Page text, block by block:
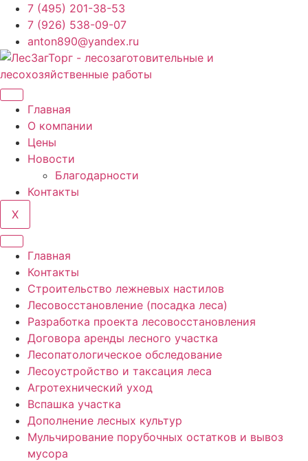
Перейти
содержимому
7 (495) 201-38-53
7 (926) 538-09-07
anton890@yandex.ru
Главная
О компании
Цены
Новости
Благодарности
Контакты
X
Главная
Контакты
Строительство лежневых настилов
Лесовосстановление (посадка леса)
Разработка проекта лесовосстановления
Договора аренды лесного участка
Лесопатологическое обследование
Лесоустройство и таксация леса
Агротехнический уход
Вспашка участка
Дополнение лесных культур
Мульчирование порубочных остатков и вывоз
мусора